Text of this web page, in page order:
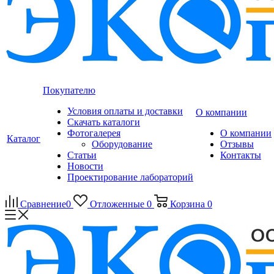
Каталог
Покупателю
Условия оплаты и доставки
Скачать каталоги
Фотогалерея
Оборудование
Статьи
Новости
Проектирование лабораторий
О компании
О компании
Отзывы
Контакты
Сравнение0 Отложенные 0 Корзина 0